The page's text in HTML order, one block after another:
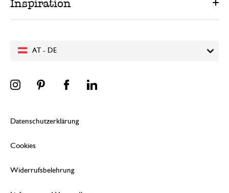
AT - DE
Inspiration
Datenschutzerklärung
Cookies
Widerrufsbelehrung